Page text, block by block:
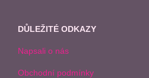
DŮLEŽITÉ ODKAZY
Napsali o nás
Obchodní podmínky